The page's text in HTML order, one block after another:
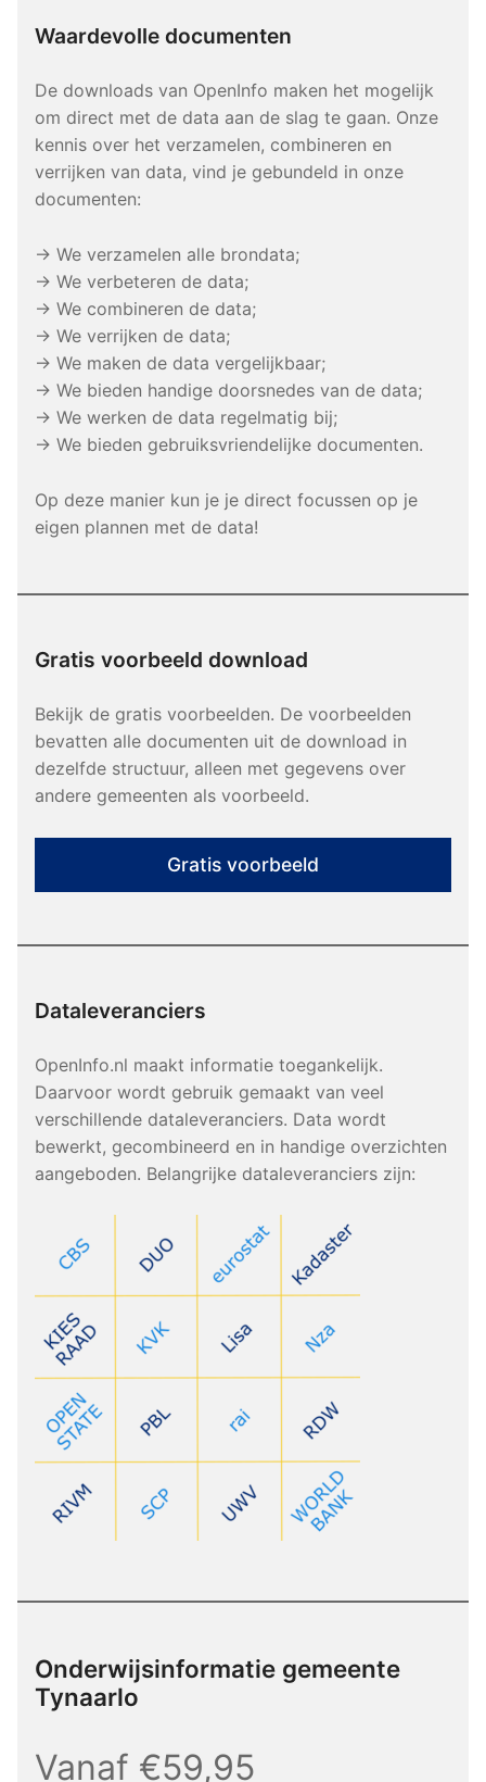
Waardevolle documenten
De downloads van OpenInfo maken het mogelijk
om direct met de data aan de slag te gaan. Onze
kennis over het verzamelen, combineren en
verrijken van data, vind je gebundeld in onze
documenten:
→ We verzamelen alle brondata;
→ We verbeteren de data;
→ We combineren de data;
→ We verrijken de data;
→ We maken de data vergelijkbaar;
→ We bieden handige doorsnedes van de data;
→ We werken de data regelmatig bij;
→ We bieden gebruiksvriendelijke documenten.
Op deze manier kun je je direct focussen op je
eigen plannen met de data!
Gratis voorbeeld download
Bekijk de gratis voorbeelden. De voorbeelden
bevatten alle documenten uit de download in
dezelfde structuur, alleen met gegevens over
andere gemeenten als voorbeeld.
Gratis voorbeeld
Dataleveranciers
OpenInfo.nl maakt informatie toegankelijk.
Daarvoor wordt gebruik gemaakt van veel
verschillende dataleveranciers. Data wordt
bewerkt, gecombineerd en in handige overzichten
aangeboden. Belangrijke dataleveranciers zijn:
Onderwijsinformatie gemeente
Tynaarlo
Vanaf €59,95